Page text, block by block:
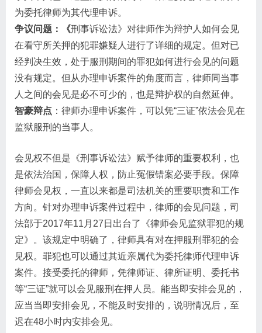
为委托律师为其代理申诉。
争议问题：《刑事诉讼法》对律师作为辩护人如何会见
在看守所关押的犯罪嫌疑人进行了详细的规定。但对已
经判决生效，处于服刑期间的罪犯如何进行会见的问题
没有规定。但从办理申诉案件的角度而言，律师同当事
人之间的会见是必不可少的，也是辩护权的自然延伸。
智豪辩点 ：律师办理申诉案件，可以凭“三证”依法会见在
监狱服刑的当事人。
会见权不但是《刑事诉讼法》赋予律师的重要权利，也
是依法治国，保障人权，防止冤假错案必要手段。保障
律师会见权，一直以来都是司法机关的重要职责和工作
方向。针对办理申诉案件过程中，律师的会见问题，司
法部于2017年11月27日出台了《律师会见监狱罪犯的规
定》。该规定中明确了，律师具有对在押服刑罪犯的会
见权。罪犯也可以通过其近亲属代为委托律师代理申诉
案件。接受委托的律师，凭律师证、律所证明、委托书
等“三证”就可以会见服刑在押人员。能当即安排会见的，
应当当即安排会见，不能及时安排的，说明情况后，至
迟在48小时内安排会见。